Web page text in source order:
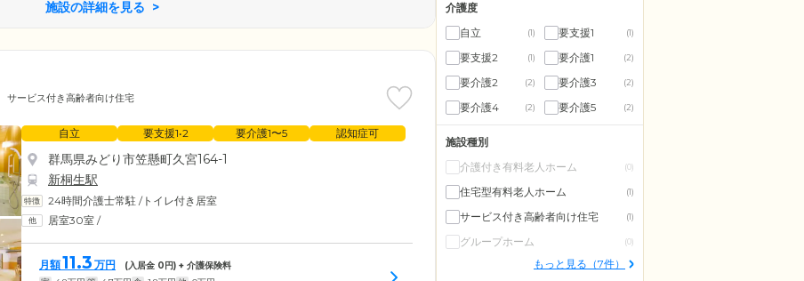
施設の詳細を見る
サービス付き高齢者向け住宅
自立 要支援1•2 要介護1〜5 認知症可
群馬県みどり市笠懸町久宮164-1
新桐生駅
24時間介護士常駐 /トイレ付き居室
居室30室 /
月額11.3 万円 (入居金 0円) + 介護保険料
介護度
自立
(1) 要支援1 (1)
要支援2 (1) 要介護1 (2)
要介護2 (2) 要介護3 (2)
要介護4 (2) 要介護5 (2)
施設種別
介護付き有料老人ホーム
(0)
住宅型有料老人ホーム (1)
サービス付き高齢者向け住宅 (1)
グループホーム (0)
もっと見る（7件）